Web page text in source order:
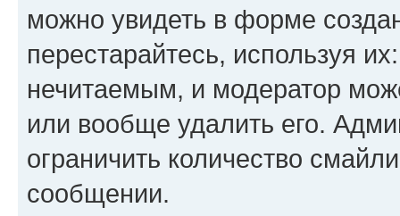
можно увидеть в форме
перестарайтесь, используя
нечитаемым, и модератор
или вообще удалить его.
ограничить количество
сообщении.